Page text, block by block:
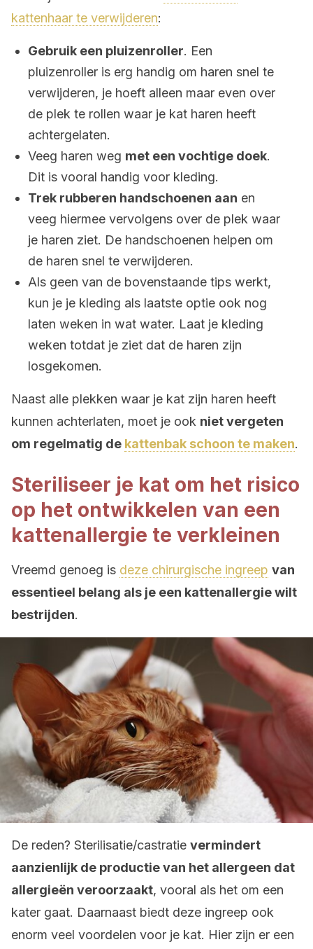
kattenhaar te verwijderen:
Gebruik een pluizenroller. Een
pluizenroller is erg handig om haren snel te
verwijderen, je hoeft alleen maar even over
de plek te rollen waar je kat haren heeft
achtergelaten.
Veeg haren weg met een vochtige doek.
Dit is vooral handig voor kleding.
Trek rubberen handschoenen aan en
veeg hiermee vervolgens over de plek waar
je haren ziet. De handschoenen helpen om
de haren snel te verwijderen.
Als geen van de bovenstaande tips werkt,
kun je je kleding als laatste optie ook nog
laten weken in wat water. Laat je kleding
weken totdat je ziet dat de haren zijn
losgekomen.
Naast alle plekken waar je kat zijn haren heeft
kunnen achterlaten, moet je ook niet vergeten
om regelmatig de kattenbak schoon te maken.
Steriliseer je kat om het risico
op het ontwikkelen van een
kattenallergie te verkleinen
Vreemd genoeg is deze chirurgische ingreep van
essentieel belang als je een kattenallergie wilt
bestrijden.
De reden? Sterilisatie/castratie vermindert
aanzienlijk de productie van het allergeen dat
allergieën veroorzaakt, vooral als het om een
kater gaat. Daarnaast biedt deze ingreep ook
enorm veel voordelen voor je kat. Hier zijn er een